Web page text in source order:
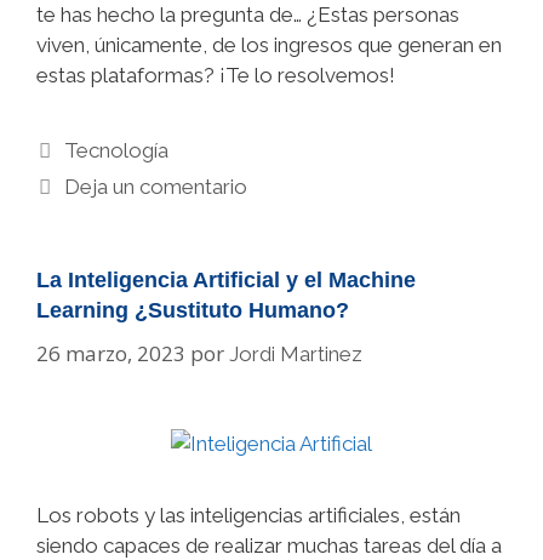
te has hecho la pregunta de… ¿Estas personas
viven, únicamente, de los ingresos que generan en
estas plataformas? ¡Te lo resolvemos!
Categorías
Tecnología
Deja un comentario
La Inteligencia Artificial y el Machine
Learning ¿Sustituto Humano?
26 marzo, 2023 por Jordi Martinez
Los robots y las inteligencias artificiales, están
siendo capaces de realizar muchas tareas del día a